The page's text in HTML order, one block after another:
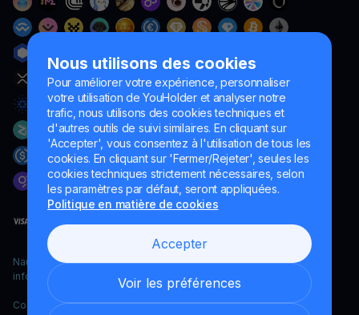
Nous utilisons des cookies
Pour améliorer votre expérience, personnaliser
votre utilisation de YouHolder et analyser notre
trafic, nous utilisons des cookies techniques et
d'autres outils de suivi similaires. En cliquant sur
'Accepter', vous consentez à l'utilisation de tous les
cookies. En cliquant sur 'Fermer/Rejeter', seules les
cookies techniques strictement nécessaires, selon
les paramètres par défaut, seront appliquées.
Politique en matière de cookies
Accepter
Voir les préférences
Naumard LTD. – uniquement à des fins de développement
informatique, de recherche et de marketing
Copyright YouHodler, 2026.